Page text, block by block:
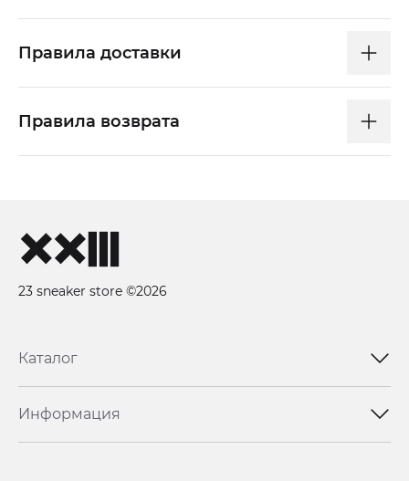
Правила доставки
Правила возврата
23 sneaker store ©2026
Каталог
Информация